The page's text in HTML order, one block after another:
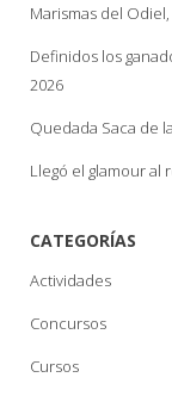
Marismas del
Definidos los
2026
Quedada Saca de
Llegó el glamour al
CATEGORÍAS
Actividades
Concursos
Cursos